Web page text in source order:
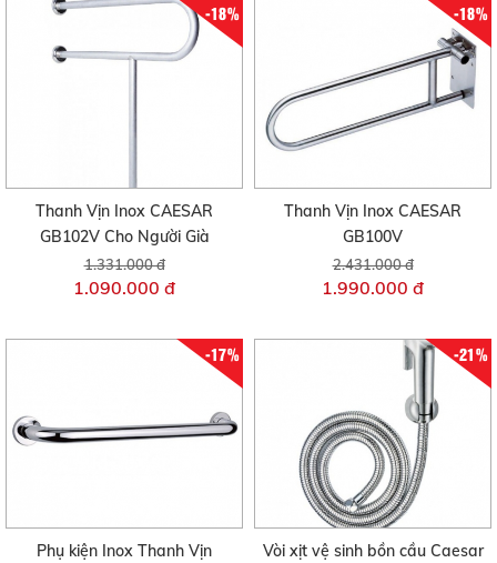
-18%
Thanh Vịn Inox CAESAR
GB102V Cho Người Già
1.331.000 đ
1.090.000 đ
-18%
Thanh Vịn Inox CAESAR
GB100V
2.431.000 đ
1.990.000 đ
-17%
Phụ kiện Inox Thanh Vịn
-21%
Vòi xịt vệ sinh bồn cầu Caesar